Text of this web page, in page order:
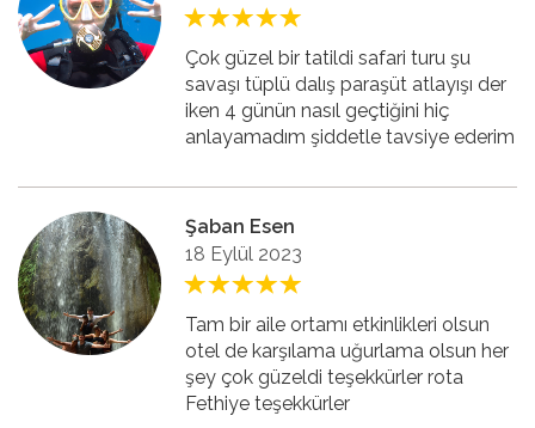
Çok güzel bir tatildi safari turu şu
savaşı tüplü dalış paraşüt atlayışı der
iken 4 günün nasıl geçtiğini hiç
anlayamadım şiddetle tavsiye ederim
Şaban Esen
18 Eylül 2023
Tam bir aile ortamı etkinlikleri olsun
otel de karşılama uğurlama olsun her
şey çok güzeldi teşekkürler rota
Fethiye teşekkürler